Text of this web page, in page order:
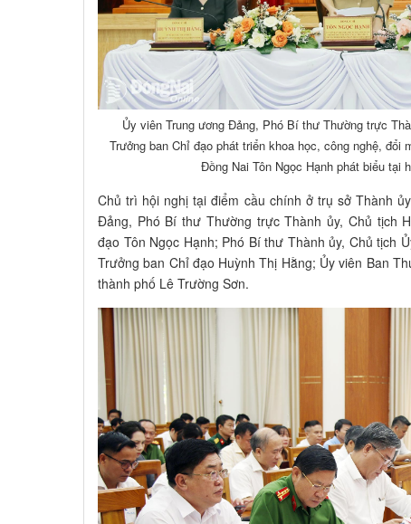
Ủy viên Trung ương Đảng, Phó Bí thư Thường trực
Trưởng ban Chỉ đạo phát triển khoa học, công nghệ, đổi
Đồng Nai Tôn Ngọc Hạnh phát biểu tại
Chủ trì hội nghị tại điểm cầu chính ở trụ sở Thành
Đảng, Phó Bí thư Thường trực Thành ủy, Chủ tịch
đạo Tôn Ngọc Hạnh; Phó Bí thư Thành ủy, Chủ tịch
Trưởng ban Chỉ đạo Huỳnh Thị Hằng; Ủy viên Ban
thành phố Lê Trường Sơn.